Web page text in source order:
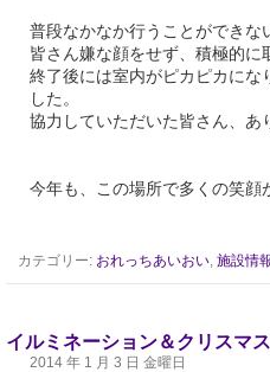
普段なかなか行うことができな
皆さん嫌な顔をせず、積極的に
終了後には室内がピカピカにな
した。
協力していただいた皆さん、
今年も、この場所で多くの笑
カテゴリー: おれっちあいおい,施設情
イルミネーション＆クリスマ
2014 年 1 月 3 日 金曜日